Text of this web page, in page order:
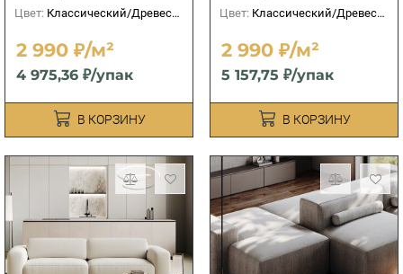
Цвет: Классический/Древесный
2 990 ₽/м²
4 975,36 ₽/упак
В КОРЗИНУ
Цвет: Классический/Древесный
2 990 ₽/м²
5 157,75 ₽/упак
В КОРЗИНУ